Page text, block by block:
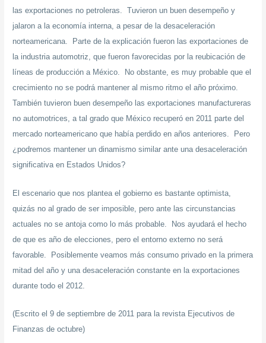
las exportaciones no petroleras. Tuvieron un buen desempeño y
jalaron a la economía interna, a pesar de la desaceleración
norteamericana. Parte de la explicación fueron las exportaciones de
la industria automotriz, que fueron favorecidas por la reubicación de
líneas de producción a México. No obstante, es muy probable que el
crecimiento no se podrá mantener al mismo ritmo el año próximo.
También tuvieron buen desempeño las exportaciones manufactureras
no automotrices, a tal grado que México recuperó en 2011 parte del
mercado norteamericano que había perdido en años anteriores. Pero
¿podremos mantener un dinamismo similar ante una desaceleración
significativa en Estados Unidos?
El escenario que nos plantea el gobierno es bastante optimista,
quizás no al grado de ser imposible, pero ante las circunstancias
actuales no se antoja como lo más probable. Nos ayudará el hecho
de que es año de elecciones, pero el entorno externo no será
favorable. Posiblemente veamos más consumo privado en la primera
mitad del año y una desaceleración constante en la exportaciones
durante todo el 2012.
(Escrito el 9 de septiembre de 2011 para la revista Ejecutivos de
Finanzas de octubre)